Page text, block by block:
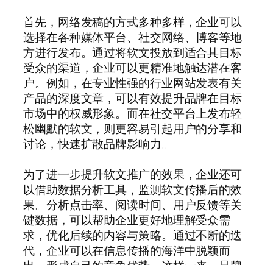
首先，网络发稿的方式多种多样，企业可以
选择在各种媒体平台、社交网络、博客等地
方进行发布。通过将软文投放到适合其目标
受众的渠道，企业可以更精准地触达潜在客
户。例如，在专业性强的行业网站发表有关
产品的深度文章，可以有效提升品牌在目标
市场中的权威形象。而在社交平台上发布轻
松幽默的软文，则更容易引起用户的分享和
讨论，快速扩散品牌影响力。
为了进一步提升软文推广的效果，企业还可
以借助数据分析工具，监测软文传播后的效
果。分析点击率、阅读时间、用户反馈等关
键数据，可以帮助企业更好地理解受众需
求，优化后续的内容与策略。通过不断的迭
代，企业可以在信息传播的海洋中脱颖而